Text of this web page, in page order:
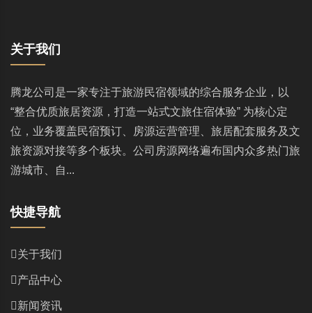
关于我们
腾龙公司是一家专注于旅游民宿领域的综合服务企业，以
“整合优质旅居资源，打造一站式文旅住宿体验” 为核心定
位，业务覆盖民宿预订、房源运营管理、旅居配套服务及文
旅资源对接等多个板块。公司房源网络遍布国内众多热门旅
游城市、自...
快捷导航
关于我们
产品中心
新闻资讯